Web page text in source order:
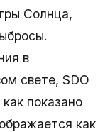
Солнца,
в
свете, SDO
показано
как